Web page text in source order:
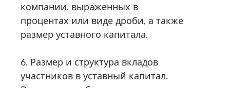
компании, выраженных в
процентах или виде дроби, а также
размер уставного капитала.
6. Размер и структура вкладов
участников в уставный капитал.